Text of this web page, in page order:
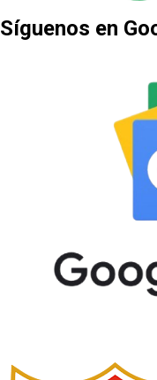
Síguenos en